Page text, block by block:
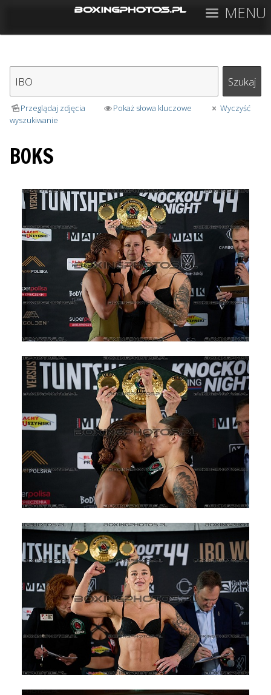
MENU
Przeglądaj zdjęcia Pokaż słowa kluczowe
Wyczyść
wyszukiwanie
BOKS